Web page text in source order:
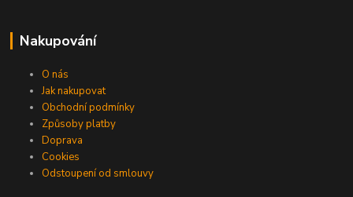
Nakupování
O nás
Jak nakupovat
Obchodní podmínky
Způsoby platby
Doprava
Cookies
Odstoupení od smlouvy